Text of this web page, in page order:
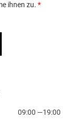
09:00 —19:00